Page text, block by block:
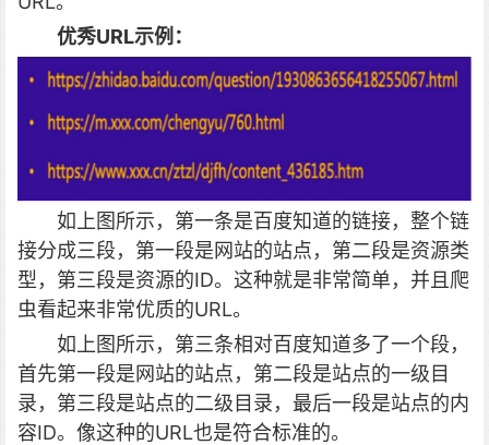
优秀URL示例：
如上图所示，第一条是百度知道的链接，整个链
接分成三段，第一段是网站的站点，第二段是资源类
型，第三段是资源的ID。这种就是非常简单，并且爬
虫看起来非常优质的URL。
如上图所示，第三条相对百度知道多了一个段，
首先第一段是网站的站点，第二段是站点的一级目
录，第三段是站点的二级目录，最后一段是站点的内
容ID。像这种的URL也是符合标准的。